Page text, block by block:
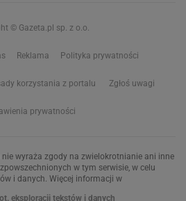
© Gazeta.pl sp. z o.o.
Reklama Polityka prywatności
korzystania z portalu Zgłoś uwagi
prywatności
nie wyraża zgody na zwielokrotnianie ani inne
w tym serwisie, w celu
i danych. Więcej informacji w
eksploracji tekstów i danych